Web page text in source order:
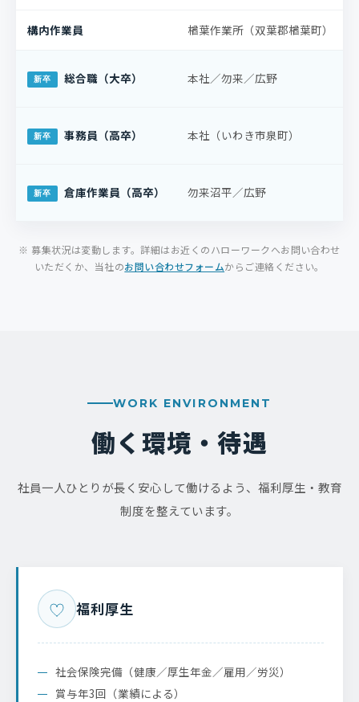
構内作業員 楢葉作業所（双葉郡楢葉町）
総合職（大卒） 本社／勿来／広野
事務員（高卒） 本社（いわき市泉町）
倉庫作業員（高卒） 勿来沼平／広野
※ 募集状況は変動します。詳細はお近くのハローワークへお問い合わせ
いただくか、当社のお問い合わせフォームからご連絡ください。
WORK ENVIRONMENT
働く環境・待遇
社員一人ひとりが長く安心して働けるよう、福利厚生・教育
制度を整えています。
福利厚生
社会保険完備（健康／厚生年金／雇用／労災）
賞与年3回（業績による）